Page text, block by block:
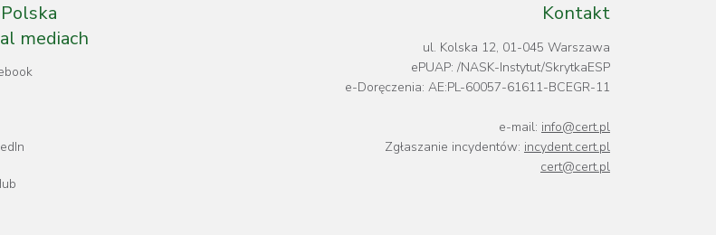
mediach
Kontakt
ul. Kolska 12, 01-045 Warszawa
ePUAP: /NASK-Instytut/SkrytkaESP
e-Doręczenia: AE:PL-60057-61611-BCEGR-11
e-mail: info@cert.pl
Zgłaszanie incydentów: incydent.cert.pl
cert@cert.pl